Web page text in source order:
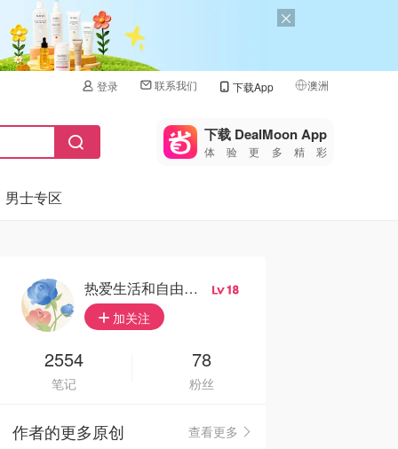
登录 联系我们 下载App 澳洲
🇺🇸
🇨🇳 中国
🇩🇪
🇦🇺
🇳🇿新西兰
下载 DealMoon App
体验更多精彩
男士专区
热爱生活和自由的轻舞飞扬 18
加关注
2554
笔记
78
粉丝
作者的更多原创
查看更多